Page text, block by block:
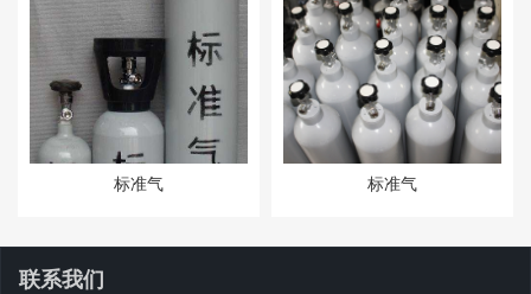
标准气 标准气
联系我们